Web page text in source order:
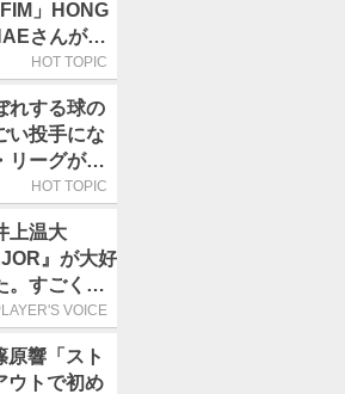
」HONG
さんが始
の場に立て
の西武戦
リン）
HOT TOPIC
れする球の
い投手にな
リーグが驚
日の左腕」
HOT TOPIC
上温大
』が大好
。すごく練
にいつもい
ンガ
VOICE
原響「スト
ウトで初め